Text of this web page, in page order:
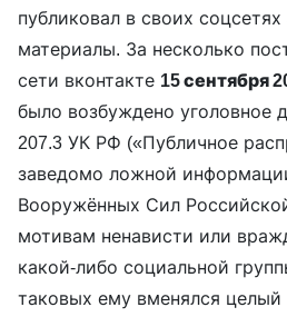
публиковал в своих
материалы. За несколько
сети вконтакте 15 сентября
было возбуждено уголовное
207.3 УК РФ («Публичное
заведомо ложной
Вооружённых Сил
мотивам ненависти или
какой-либо социальной
таковых ему вменялся целый